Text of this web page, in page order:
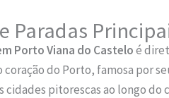
Paradas
Porto Viana do Casteloé
coração do Porto, famosa por
cidades pitorescas ao longo do